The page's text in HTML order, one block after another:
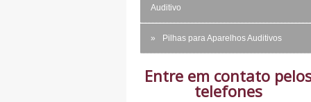
Auditivo
Pilhas para Aparelhos Auditivos
Entre em contato
telefones